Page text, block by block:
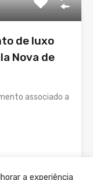
de luxo
Nova de
associado a
a experiência